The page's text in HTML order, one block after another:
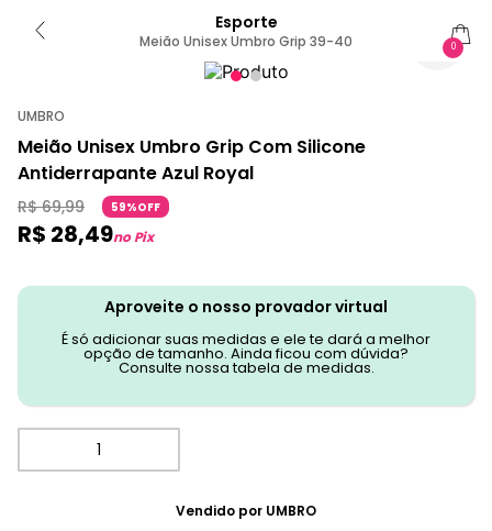
Esporte
Meião Unisex Umbro Grip 39-40 0
UMBRO
Meião Unisex Umbro Grip Com Silicone
Antiderrapante Azul Royal
R$ 69,99 59%OFF
R$ 28,49no Pix
Aproveite o nosso provador virtual
É só adicionar suas medidas e ele te dará a melhor
opção de tamanho. Ainda ficou com dúvida?
Consulte nossa tabela de medidas.
Vendido por UMBRO